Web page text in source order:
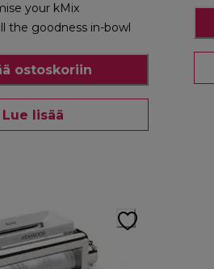
your kMix
the goodness in-bowl
ostoskoriin
Lue lisää